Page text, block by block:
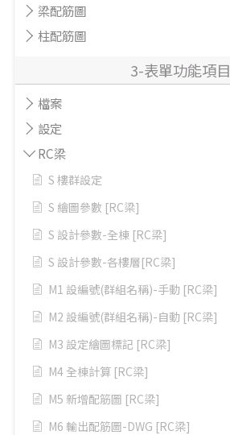
梁配筋圖
柱配筋圖
3-表單功能項目
檔案
設定
RC梁
S 樓群設定
S 繪圖參數 [RC梁]
S 設計參數-全棟 [RC梁]
S 設計參數-各樓層[RC梁]
M1 設編號(群組名稱)-手動 [RC梁]
M2 設編號(群組名稱)-自動 [RC梁]
M3 設定繪圖標記 [RC梁]
M4 全棟計算 [RC梁]
M5 新增配筋圖 [RC梁]
M6 輸出配筋圖-DWG [RC梁]